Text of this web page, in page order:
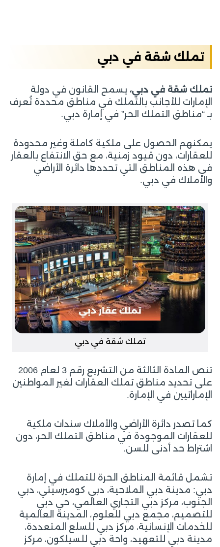
تملك شقة في دبي
تملك شقة في دبي، يسمح القانون في دولة
الإمارات للأجانب بالتملك في مناطق محددة تُعرف
بـ “مناطق التملك الحر” في إمارة دبي.
يمكنهم الحصول على ملكية كاملة وغير محدودة
للعقارات، دون قيود زمنية، مع حق الانتفاع بالعقار
في هذه المناطق التي تحددها دائرة الأراضي
والأملاك في دبي.
تملك شقة في دبي
تنص المادة الثالثة من التشريع رقم 3 لعام 2006
على تحديد مناطق تملك العقارات لغير المواطنين
الإماراتيين في الإمارة.
كما تصدر دائرة الأراضي والأملاك سندات ملكية
للعقارات الموجودة في مناطق التملك الحر، دون
اشتراط حد أدنى للسن.
تشمل قائمة المناطق الحرة للتملك في إمارة
دبي: مدينة دبي الملاحية، دبي كوميرسيتي، دبي
الجنوب، مركز دبي التجاري العالمي، حي دبي
للتصميم، مجمع دبي للعلوم، المدينة العالمية
للخدمات الإنسانية، مركز دبي للسلع المتعددة،
مدينة دبي للتعهيد، واحة دبي للسيلكون، مركز